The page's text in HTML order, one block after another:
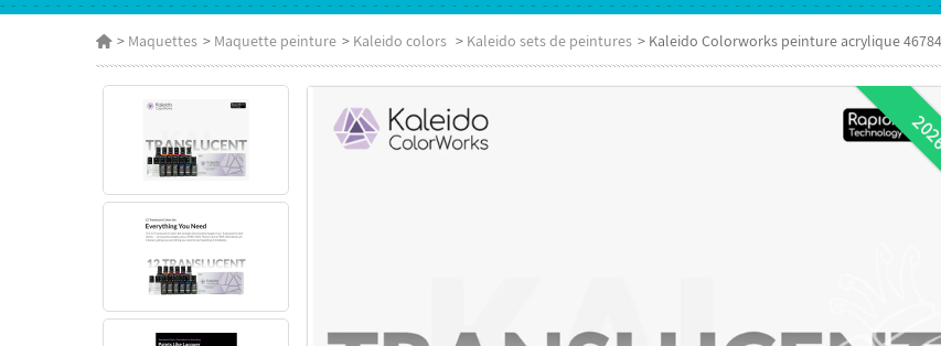
> Maquettes > Maquette peinture > Kaleido colors > Kaleido sets de peintures > Kaleido Colorworks peinture acrylique